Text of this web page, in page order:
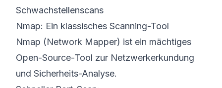
Schwachstellenscans
Nmap: Ein klassisches Scanning-Tool
Nmap (Network Mapper) ist ein mächtiges
Open-Source-Tool zur Netzwerkerkundung
und Sicherheits-Analyse.